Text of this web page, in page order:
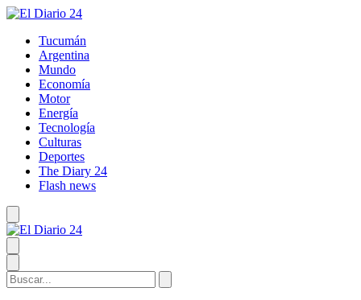
Tucumán
Argentina
Mundo
Economía
Motor
Energía
Tecnología
Culturas
Deportes
The Diary 24
Flash news